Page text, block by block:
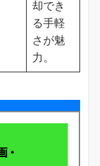
却でき
る手軽
さが魅
力。